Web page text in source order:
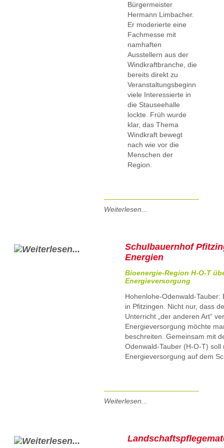
Bürgermeister
Hermann Limbacher.
Er moderierte eine
Fachmesse mit
namhaften
Ausstellern aus der
Windkraftbranche, die
bereits direkt zu
Veranstaltungsbeginn
viele Interessierte in
die Stauseehalle
lockte. Früh wurde
klar, das Thema
Windkraft bewegt
nach wie vor die
Menschen der
Region.
Weiterlesen...
Schulbauernhof
Energien
Bioenergie-Region H-O-T
Energieversorgung
Hohenlohe-Odenwald-
in Pfitzingen. Nicht nur, dass
Unterricht „der anderen Art“
Energieversorgung möchte
beschreiten. Gemeinsam mit
Odenwald-Tauber (H-O-T) soll
Energieversorgung auf dem
Weiterlesen...